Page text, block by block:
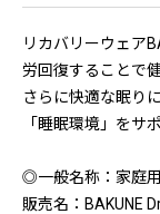
リカバリーウェア
労回復することで
さらに快適な眠り
「睡眠環境」をサ
◎一般名称：家庭
販売名：BAKUNE